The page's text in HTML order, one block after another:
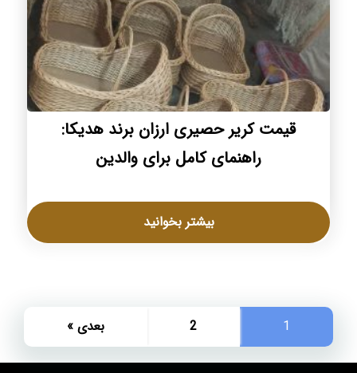
قیمت کریر حصیری ارزان برند هدیکا:
راهنمای کامل برای والدین
بیشتر بخوانید
1
2 بعدی »